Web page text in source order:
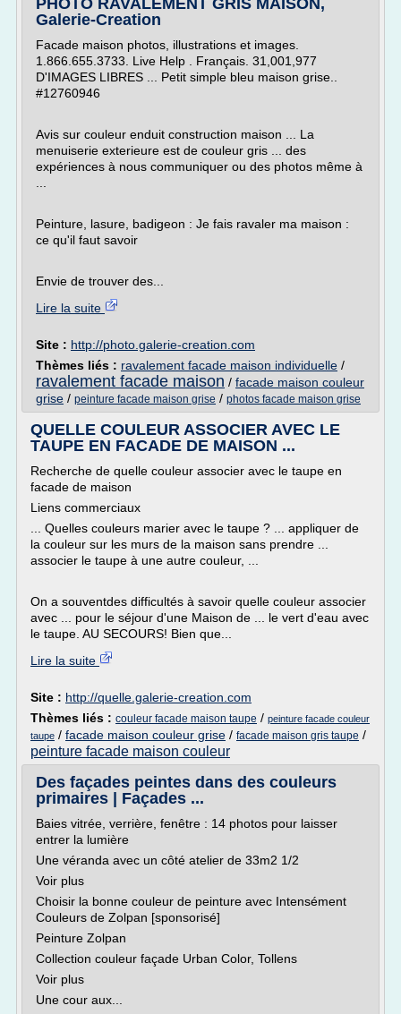
PHOTO RAVALEMENT GRIS MAISON,
Galerie-Creation
Facade maison photos, illustrations et images.
1.866.655.3733. Live Help . Français. 31,001,977
D'IMAGES LIBRES ... Petit simple bleu maison grise..
#12760946
Avis sur couleur enduit construction maison ... La
menuiserie exterieure est de couleur gris ... des
expériences à nous communiquer ou des photos même à
Peinture, lasure, badigeon : Je fais ravaler ma maison :
ce qu'il faut savoir
Envie de trouver des...
Lire la suite
Site : http://photo.galerie-creation.com
Thèmes liés : ravalement facade maison individuelle /
ravalement facade maison / facade maison couleur
grise / peinture facade maison grise / photos facade maison grise
QUELLE COULEUR ASSOCIER AVEC LE
TAUPE EN FACADE DE MAISON ...
Recherche de quelle couleur associer avec le taupe en
facade de maison
Liens commerciaux
... Quelles couleurs marier avec le taupe ? ... appliquer de
la couleur sur les murs de la maison sans prendre ...
associer le taupe à une autre couleur, ...
On a souventdes difficultés à savoir quelle couleur associer
avec ... pour le séjour d'une Maison de ... le vert d'eau avec
le taupe. AU SECOURS! Bien que...
Lire la suite
Site : http://quelle.galerie-creation.com
Thèmes liés : couleur facade maison taupe / peinture facade couleur
taupe / facade maison couleur grise / facade maison gris taupe /
peinture facade maison couleur
Des façades peintes dans des couleurs
primaires | Façades ...
Baies vitrée, verrière, fenêtre : 14 photos pour laisser
entrer la lumière
Une véranda avec un côté atelier de 33m2 1/2
Voir plus
Choisir la bonne couleur de peinture avec Intensément
Couleurs de Zolpan [sponsorisé]
Peinture Zolpan
Collection couleur façade Urban Color, Tollens
Voir plus
Une cour aux...